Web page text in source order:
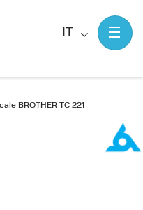
IT
BROTHER TC 221